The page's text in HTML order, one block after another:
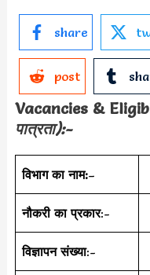
share
post
Vacancies &
पात्रता):-
विभाग का नाम:–
नौकरी का प्रकार:-
विज्ञापन संख्या:-